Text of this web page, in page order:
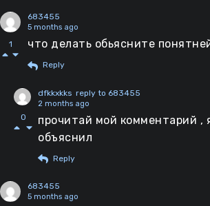
1
683455
5 months ago
что делать обьясните
Reply
0
dfkkxkks reply to 683455
2 months ago
прочитай мой комментарий ,
объяснил
Reply
683455
5 months ago